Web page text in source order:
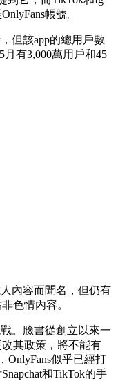
帳號。
但該app的總用戶數
有3,000萬用戶和45
內容而聞名，但仍有
色情內容。
。臉書從創立以來一
其政策，將不能有
OnlyFans似乎已經打
和TikTok的手